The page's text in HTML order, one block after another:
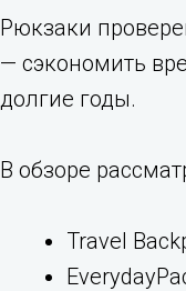
Рюкзаки
— сэкономить
долгие годы.
В обзоре
Travel